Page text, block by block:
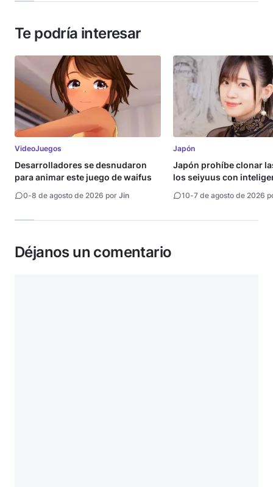
Te podría interesar
VideoJuegos
Desarrolladores se desnudaron
para animar este juego de waifus
0-8 de agosto de 2026 por Jin
Japón
Japón prohíbe clonar
los seiyuus con
10-7 de agosto de 2026
Déjanos un comentario